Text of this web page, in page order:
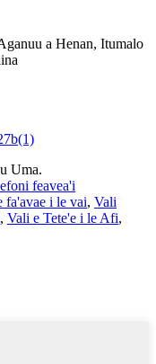
a Henan, Itumalo
Uma.
feavea'i
fa'avae i le vai, Vali
, Vali e Tete'e i le Afi,